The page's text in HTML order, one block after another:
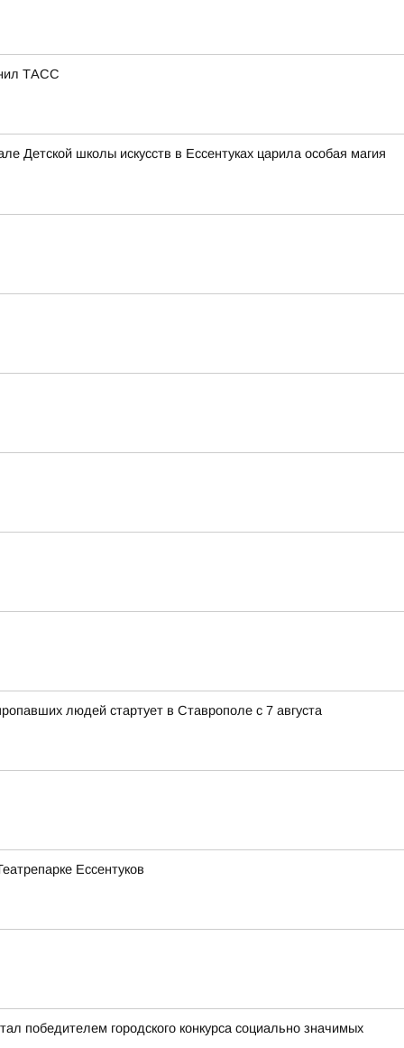
ТАСС
школы искусств в Ессентуках царила особая магия
людей стартует в Ставрополе с 7 августа
Ессентуков
победителем городского конкурса социально значимых